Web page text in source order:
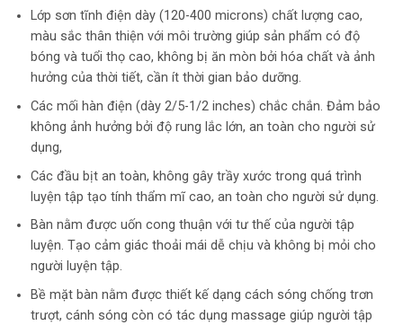
Lớp sơn tĩnh điện dày (120-400 microns) chất lượng cao,
màu sắc thân thiện với môi trường giúp sản phẩm có độ
bóng và tuổi thọ cao, không bị ăn mòn bởi hóa chất và ảnh
hưởng của thời tiết, cần ít thời gian bảo dưỡng.
Các mối hàn điện (dày 2/5-1/2 inches) chắc chắn. Đảm bảo
không ảnh hưởng bởi độ rung lắc lớn, an toàn cho người sử
dụng,
Các đầu bịt an toàn, không gây trầy xước trong quá trình
luyện tập tạo tính thẩm mĩ cao, an toàn cho người sử dụng.
Bàn nằm được uốn cong thuận với tư thế của người tập
luyện. Tạo cảm giác thoải mái dễ chịu và không bị mỏi cho
người luyện tập.
Bề mặt bàn nằm được thiết kế dạng cách sóng chống trơn
trượt, cánh sóng còn có tác dụng massage giúp người tập